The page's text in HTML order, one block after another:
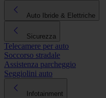
Auto Ibride & Elettriche
Sicurezza
Telecamere per auto
Soccorso stradale
Assistenza parcheggio
Seggiolini auto
Infotainment